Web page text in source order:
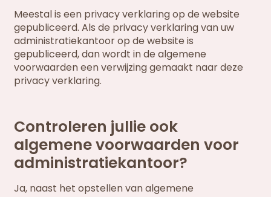
Meestal is een privacy verklaring op de website
gepubliceerd. Als de privacy verklaring van uw
administratiekantoor op de website is
gepubliceerd, dan wordt in de algemene
voorwaarden een verwijzing gemaakt naar deze
privacy verklaring.
Controleren jullie ook
algemene voorwaarden voor
administratiekantoor?
Ja, naast het opstellen van algemene